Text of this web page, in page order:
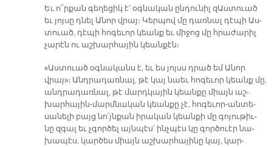
Եւ ո՜ր­քան գե­ղե­ցիկ է՝ օգ­նա­կան ըն­դու­նիլ զԱս­տուած
եւ յոյ­սը դնել Ա­նոր վրայ։ Կեր­պով մը դառ­նալ դէ­պի Աս­
տուած, դէ­պի հո­գե­ւոր կեանք եւ մի­ջոց մը հրա­ժա­րիլ
չա­րէն ու աշ­խար­հա­յին կեան­քէն։
«Աս­տուած օգ­նա­կանս է, եւ ես յոյսս դրած եմ Ա­նոր
վրայ»։ Անդ­րա­դառ­նալ, թէ կայ նաեւ հո­գե­ւոր կեանք մը,
անդ­րա­դառ­նալ, թէ մարդ­կա­յին կեան­քը միայն աշ­
խար­հա­յին-մարմ­նա­կան կեան­քը չէ, հո­գե­ւոր-ան­տե­
սա­նե­լի բայց նո՛յն­քան ի­րա­կան կեան­քի մը գո­յու­թիւ­
նը զգալ եւ չգոր­ծել այն­պէս՝ ինչ­պէս կը գոր­ծուէր նա­
խա­պէս, կար­ծես միայն աշ­խար­հա­յի­նը կայ, կար­